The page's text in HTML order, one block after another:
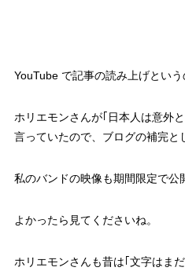
YouTube で記事の読み上げという
ホリエモンさんが｢日本人は意外
言っていたので、ブログの補完と
私のバンドの映像も期間限定で公
よかったら見てくださいね。
ホリエモンさんも昔は｢文字はま